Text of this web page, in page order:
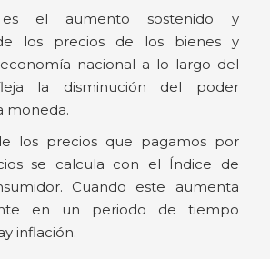
el aumento sostenido y
los precios de los bienes y
nacional a lo largo del
la disminución del poder
moneda.
los precios que pagamos por
se calcula con el Índice de
Cuando este aumenta
en un periodo de tiempo
inflación.